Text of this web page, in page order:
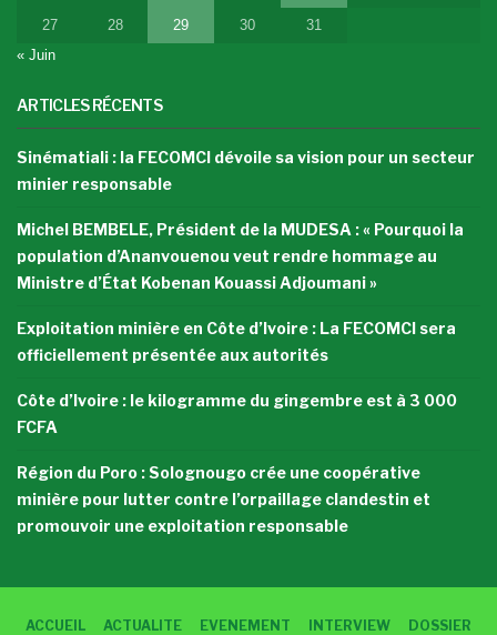
27 28 29 30
31
« Juin
ARTICLES RÉCENTS
Sinématiali : la FECOMCI dévoile sa vision pour un secteur
minier responsable
Michel BEMBELE, Président de la MUDESA : « Pourquoi la
population d’Ananvouenou veut rendre hommage au
Ministre d’État Kobenan Kouassi Adjoumani »
Exploitation minière en Côte d’Ivoire : La FECOMCI sera
officiellement présentée aux autorités
Côte d’Ivoire : le kilogramme du gingembre est à 3 000
FCFA
Région du Poro : Solognougo crée une coopérative
minière pour lutter contre l’orpaillage clandestin et
promouvoir une exploitation responsable
ACCUEIL ACTUALITE EVENEMENT INTERVIEW DOSSIER